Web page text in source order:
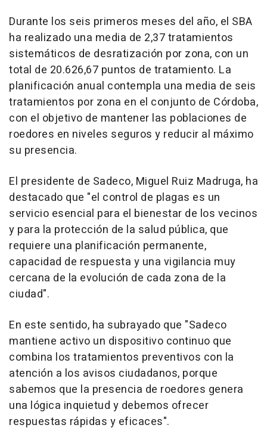
Durante los seis primeros meses del año, el SBA
ha realizado una media de 2,37 tratamientos
sistemáticos de desratización por zona, con un
total de 20.626,67 puntos de tratamiento. La
planificación anual contempla una media de seis
tratamientos por zona en el conjunto de Córdoba,
con el objetivo de mantener las poblaciones de
roedores en niveles seguros y reducir al máximo
su presencia.
El presidente de Sadeco, Miguel Ruiz Madruga, ha
destacado que "el control de plagas es un
servicio esencial para el bienestar de los vecinos
y para la protección de la salud pública, que
requiere una planificación permanente,
capacidad de respuesta y una vigilancia muy
cercana de la evolución de cada zona de la
ciudad".
En este sentido, ha subrayado que "Sadeco
mantiene activo un dispositivo continuo que
combina los tratamientos preventivos con la
atención a los avisos ciudadanos, porque
sabemos que la presencia de roedores genera
una lógica inquietud y debemos ofrecer
respuestas rápidas y eficaces".